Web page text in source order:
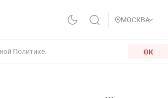
МОСКВА
Политике. ОК